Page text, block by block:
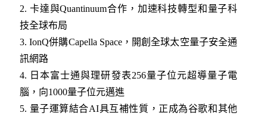
2. 卡達與Quantinuum合作，加速科技轉型和量子科
技全球布局
3. IonQ併購Capella Space，開創全球太空量子安全通
訊網路
4. 日本富士通與理研發表256量子位元超導量子電
腦，向1000量子位元邁進
5. 量子運算結合AI具互補性質，正成為谷歌和其他